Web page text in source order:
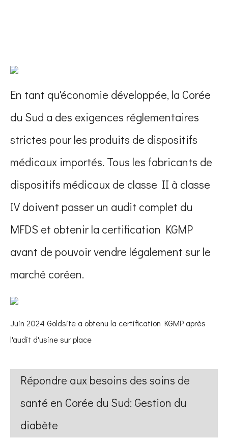
En tant qu'économie développée, la Corée
du Sud a des exigences réglementaires
strictes pour les produits de dispositifs
médicaux importés. Tous les fabricants de
dispositifs médicaux de classe II à classe
IV doivent passer un audit complet du
MFDS et obtenir la certification KGMP
avant de pouvoir vendre légalement sur le
marché coréen.
Juin 2024 Goldsite a obtenu la certification KGMP après
l'audit d'usine sur place
Répondre aux besoins des soins de
santé en Corée du Sud: Gestion du
diabète